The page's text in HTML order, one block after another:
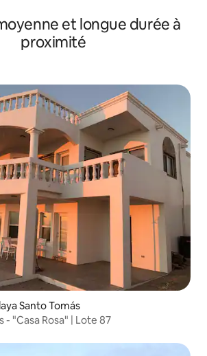
et longue durée à
proximité
Santo Tomás
- "Casa Rosa" | Lote 87